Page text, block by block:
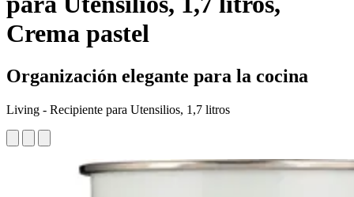
Crema pastel
Organización elegante para la cocina
Living - Recipiente para Utensilios, 1,7 litros